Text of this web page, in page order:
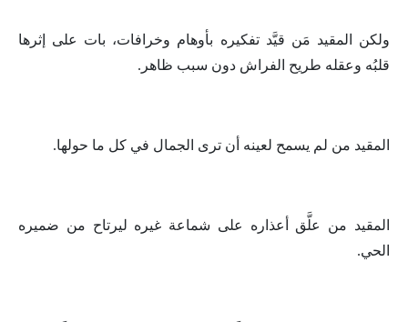
ولكن المقيد مَن قيَّد تفكيره بأوهام وخرافات، بات على إثرها
قلبُه وعقله طريح الفراش دون سبب ظاهر.
المقيد من لم يسمح لعينه أن ترى الجمال في كل ما حولها.
المقيد من علَّق أعذاره على شماعة غيره ليرتاح من ضميره
الحي.